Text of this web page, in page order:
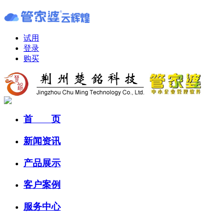
试用
登录
购买
首 页
新闻资讯
产品展示
客户案例
服务中心